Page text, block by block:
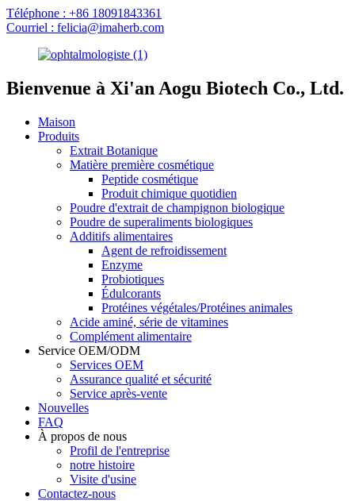
Téléphone : +86 18091843361
Courriel : felicia@imaherb.com
Bienvenue à Xi'an Aogu Biotech Co., Ltd.
Maison
Produits
Extrait Botanique
Matière première cosmétique
Peptide cosmétique
Produit chimique quotidien
Poudre d'extrait de champignon biologique
Poudre de superaliments biologiques
Additifs alimentaires
Agent de refroidissement
Enzyme
Probiotiques
Édulcorants
Protéines végétales/Protéines animales
Acide aminé, série de vitamines
Complément alimentaire
Service OEM/ODM
Services OEM
Assurance qualité et sécurité
Service après-vente
Nouvelles
FAQ
À propos de nous
Profil de l'entreprise
notre histoire
Visite d'usine
Contactez-nous